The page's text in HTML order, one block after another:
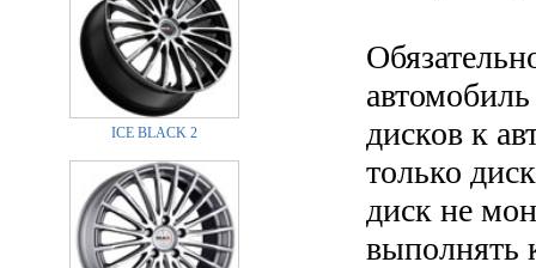
ICE BLACK 2
дисков к
только
диск не
выполнять